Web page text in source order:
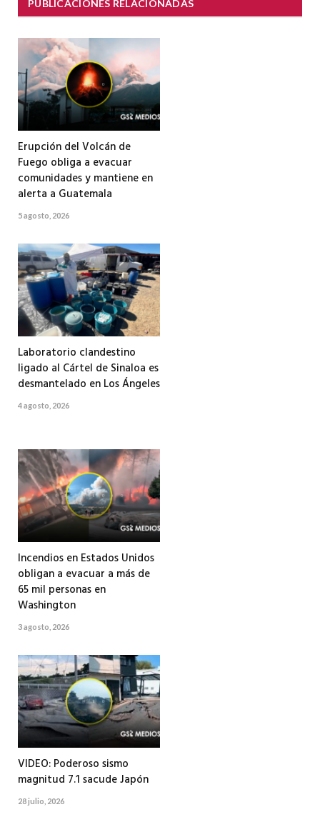
PUBLICACIONES RELACIONADAS
Erupción del Volcán de
Fuego obliga a evacuar
comunidades y mantiene en
alerta a Guatemala
5 agosto, 2026
Laboratorio clandestino
ligado al Cártel de Sinaloa es
desmantelado en Los Ángeles
4 agosto, 2026
Incendios en Estados Unidos
obligan a evacuar a más de
65 mil personas en
Washington
3 agosto, 2026
VIDEO: Poderoso sismo
magnitud 7.1 sacude Japón
28 julio, 2026